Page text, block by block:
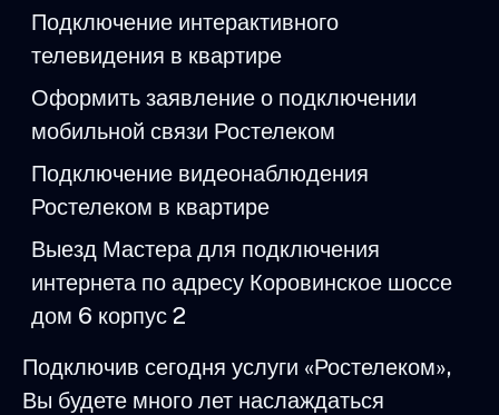
Подключение интерактивного
телевидения в квартире
Оформить заявление о подключении
мобильной связи Ростелеком
Подключение видеонаблюдения
Ростелеком в квартире
Выезд Мастера для подключения
интернета по адресу Коровинское шоссе
дом 6 корпус 2
Подключив сегодня услуги «Ростелеком»,
Вы будете много лет наслаждаться